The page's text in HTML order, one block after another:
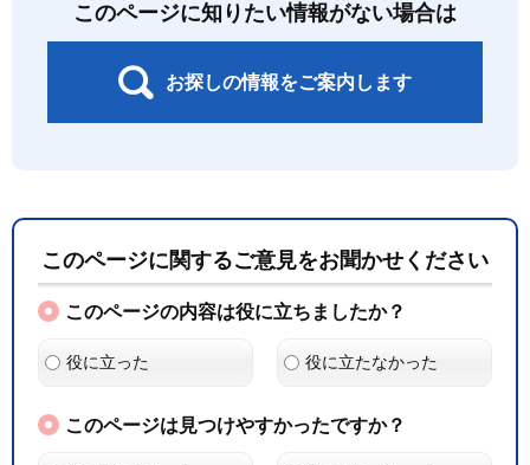
このページに知りたい情報がない場合は
お探しの情報をご案内します
このページに関するご意見をお聞かせください
このページの内容は役に立ちましたか？
役に立った 役に立たなかった
このページは見つけやすかったですか？